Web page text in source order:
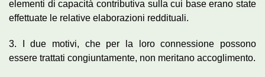
elementi di capacità contributiva sulla cui base erano state
effettuate le relative elaborazioni reddituali.
3. I due motivi, che per la loro connessione possono
essere trattati congiuntamente, non meritano accoglimento.